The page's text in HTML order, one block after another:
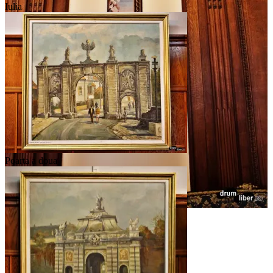
Tapiserie
Iulia
Poarta a doua